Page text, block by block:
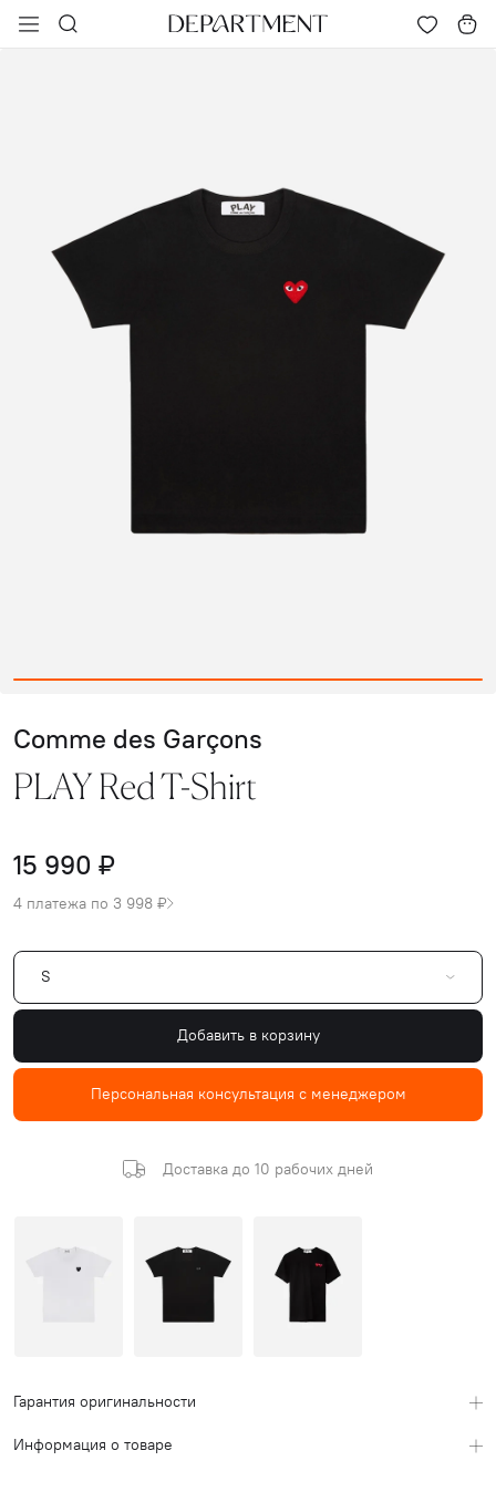
Comme des Garçons
PLAY Red T-Shirt
15 990 ₽
4 платежа по 3 998 ₽
S
Добавить в корзину
Персональная консультация с менеджером
Доставка до 10 рабочих дней
Гарантия оригинальности
Информация о товаре